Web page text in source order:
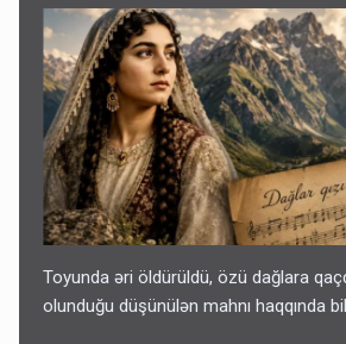
Toyunda əri öldürüldü, özü dağlara
olunduğu düşünülən mahnı haqqında